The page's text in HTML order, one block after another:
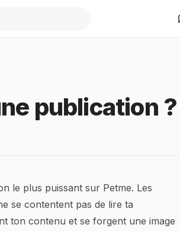
publication ?
le plus puissant sur Petme. Les
se contentent pas de lire ta
ton contenu et se forgent une image